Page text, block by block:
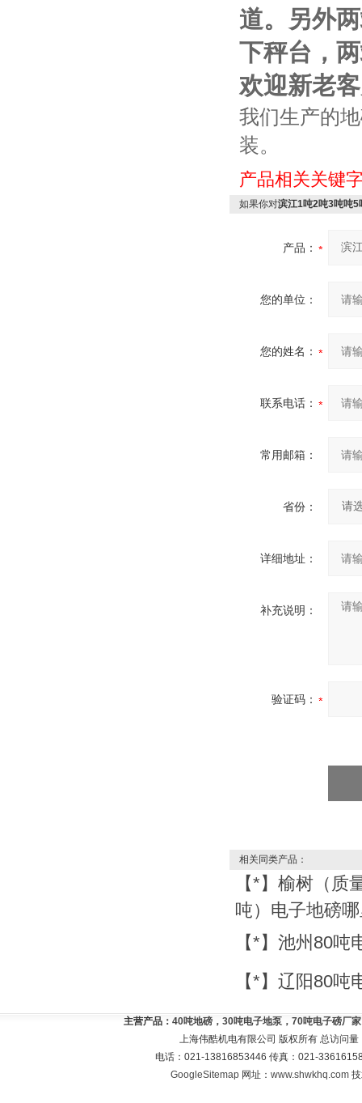
道。另外
下秤台，
欢迎新老
我们生产的
装。
产品相关关键
如果你对滨江1吨2吨3吨吨5
产品：
您的单位：
您的姓名：
联系电话：
常用邮箱：
省份：
详细地址：
补充说明：
验证码：
相关同类产品：
【*】榆树（质
吨）电子地磅
【*】池州80
【*】辽阳80
主营产品： 40吨地磅，30吨电子地泵，70吨电子磅厂
上海伟酷机电有限公司 版权所有 总访问量
电话：021-13816853446 传真：021-
GoogleSitemap 网址：www.shwkhq.com